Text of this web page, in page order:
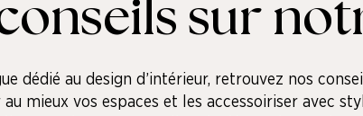
sur
dédié au design d’intérieur, retrouvez nos
mieux vos espaces et les accessoiriser avec